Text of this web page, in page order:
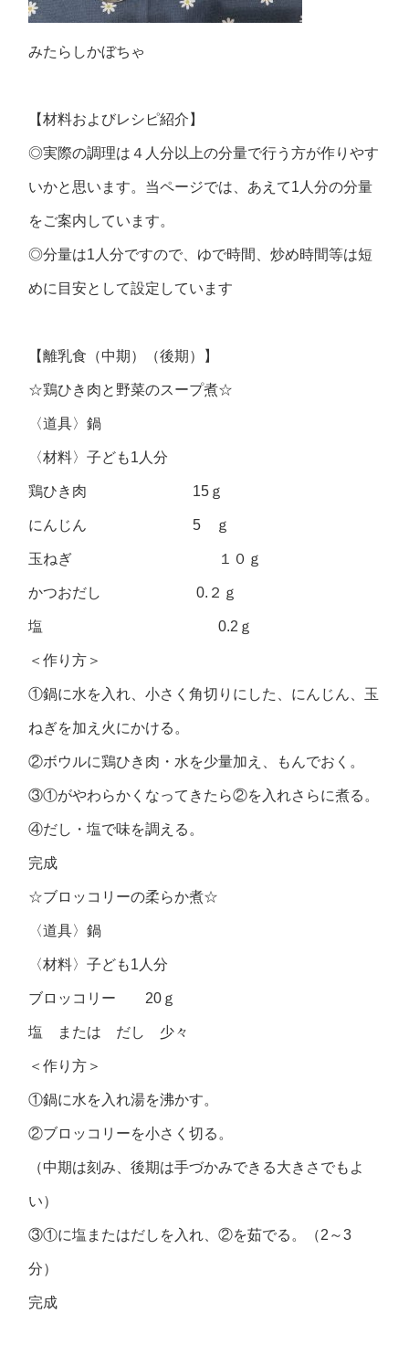
みたらしかぼちゃ
【材料およびレシピ紹介】
◎実際の調理は４人分以上の分量で行う方が作りやす
いかと思います。当ページでは、あえて1人分の分量
をご案内しています。
◎分量は1人分ですので、ゆで時間、炒め時間等は短
めに目安として設定しています
【離乳食（中期）（後期）】
☆鶏ひき肉と野菜のスープ煮☆
〈道具〉鍋
〈材料〉子ども1人分
鶏ひき肉 15ｇ
にんじん 5 ｇ
玉ねぎ １０ｇ
かつおだし 0.２ｇ
塩 0.2ｇ
＜作り方＞
①鍋に水を入れ、小さく角切りにした、にんじん、玉
ねぎを加え火にかける。
②ボウルに鶏ひき肉・水を少量加え、もんでおく。
③①がやわらかくなってきたら②を入れさらに煮る。
④だし・塩で味を調える。
完成
☆ブロッコリーの柔らか煮☆
〈道具〉鍋
〈材料〉子ども1人分
ブロッコリー 20ｇ
塩 または だし 少々
＜作り方＞
①鍋に水を入れ湯を沸かす。
②ブロッコリーを小さく切る。
（中期は刻み、後期は手づかみできる大きさでもよ
い）
③①に塩またはだしを入れ、②を茹でる。（2～3
分）
完成